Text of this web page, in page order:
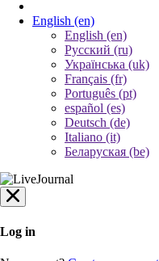
English (en)
English (en)
Русский (ru)
Українська (uk)
Français (fr)
Português (pt)
español (es)
Deutsch (de)
Italiano (it)
Беларуская (be)
Log in